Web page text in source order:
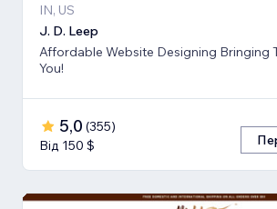
IN, US
J. D. Leep
Affordable Website Designing Bringing
You!
5,0 (355)
Від 150 $